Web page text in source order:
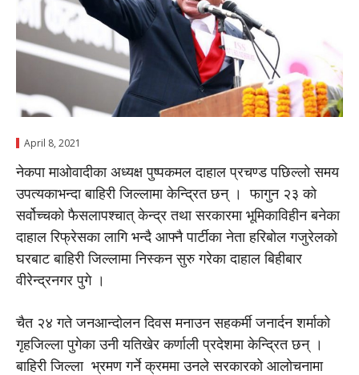
April 8, 2021
नेकपा माओवादीका अध्यक्ष पुष्पकमल दाहाल प्रचण्ड पछिल्लो समय
उपत्यकाभन्दा बाहिरी जिल्लामा केन्द्रित छन् । फागुन २३ को
सर्वोच्चको फैसलापश्चात् केन्द्र तथा सरकारमा भूमिकाविहीन बनेका
दाहाल रिफ्रेसका लागि भन्दै आफ्नै पार्टीका नेता हरिबोल गजुरेलको
घरबाट बाहिरी जिल्लामा निस्कन सुरु गरेका दाहाल बिहीबार
वीरेन्द्रनगर पुगे ।
चैत २४ गते जनआन्दोलन दिवस मनाउन सहकर्मी जनार्दन शर्माको
गृहजिल्ला पुगेका उनी यतिखेर कर्णाली प्रदेशमा केन्द्रित छन् ।
बाहिरी जिल्ला भ्रमण गर्ने क्रममा उनले सरकारको आलोचनामा